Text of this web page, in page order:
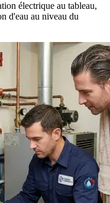
électrique au tableau,
d'eau au niveau du